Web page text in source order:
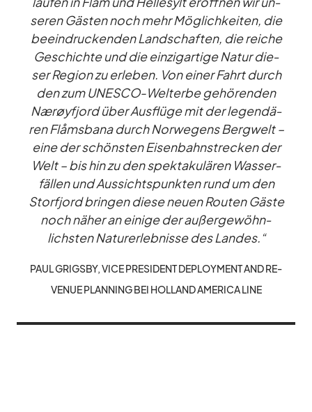
se­ren Gäs­ten noch mehr Mög­lich­kei­ten, die
be­ein­dru­cken­den Land­schaf­ten, die rei­che
Ge­schichte und die ein­zig­ar­tige Na­tur die­
ser Re­gion zu er­le­ben. Von ei­ner Fahrt durch
den zum UNESCO-Welt­erbe ge­hö­ren­den
Nærøy­fjord über Aus­flüge mit der le­gen­dä­
ren Flåms­bana durch Nor­we­gens Berg­welt –
eine der schöns­ten Ei­sen­bahn­stre­cken der
Welt – bis hin zu den spek­ta­ku­lä­ren Was­ser­
fäl­len und Aus­sichts­punk­ten rund um den
Storfjord brin­gen diese neuen Rou­ten Gäste
noch nä­her an ei­nige der au­ßer­ge­wöhn­
lichs­ten Na­tur­er­leb­nisse des Lan­des.“
PAUL GRIGSBY, VICE PRE­SI­DENT DE­PLOY­MENT AND RE­
VE­NUE PLAN­NING BEI HOL­LAND AME­RICA LINE